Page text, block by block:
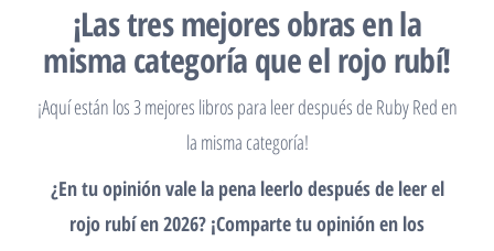
¡Las tres mejores obras en la
misma categoría que el rojo rubí!
¡Aquí están los 3 mejores libros para leer después de Ruby Red en
la misma categoría!
¿En tu opinión vale la pena leerlo después de leer el
rojo rubí en 2026? ¡Comparte tu opinión en los